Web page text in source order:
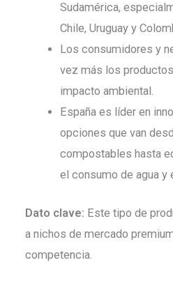
Sudamérica,
Chile, Uruguay y
Los consumidores y
vez más los
impacto ambiental.
España es líder en
opciones que van
compostables hasta
el consumo de agua y
Dato clave: Este tipo de
a nichos de mercado
competencia.